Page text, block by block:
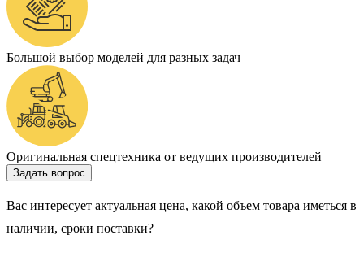
Большой выбор моделей для разных задач
Оригинальная спецтехника от ведущих производителей
Задать вопрос
Вас интересует актуальная цена, какой объем товара иметься в
наличии, сроки поставки?